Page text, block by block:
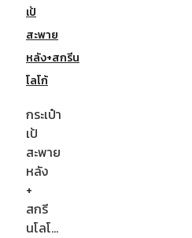
เป้
สะพาย
หลัง+สกรีน
โลโก้
กระเป๋า
เป้
สะพาย
หลัง
+
สกรี
นโลโ…